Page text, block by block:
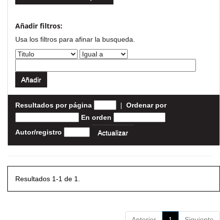
Añadir filtros:
Usa los filtros para afinar la busqueda.
Resultados por página | Ordenar por
En orden
Autor/registro
Resultados 1-1 de 1.